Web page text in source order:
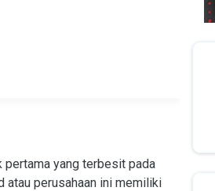
pertama yang terbesit pada
atau perusahaan ini memiliki